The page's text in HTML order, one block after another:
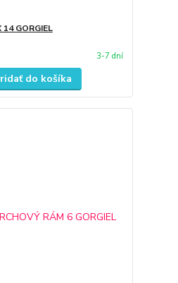
14 GORGIEL
3-7 dní
do košíka